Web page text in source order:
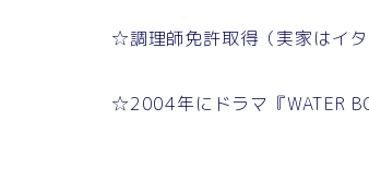
☆調理師免許取得（実家はイタ
☆2004年にドラマ『WATER